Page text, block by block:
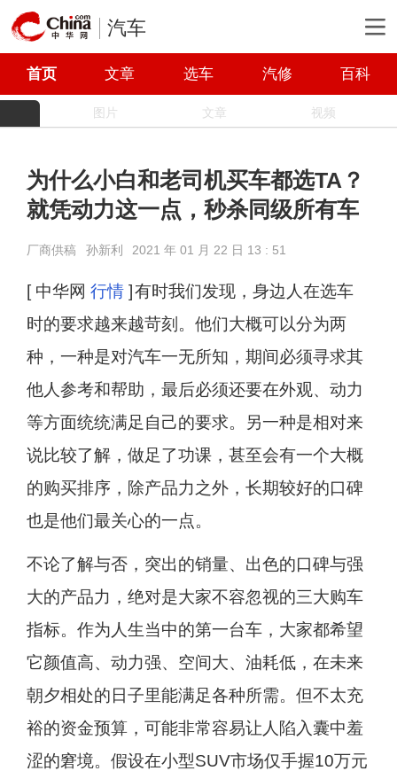
汽车
首页 文章 选车 汽修 百科
图片 文章 视频
为什么小白和老司机买车都选TA？
就凭动力这一点，秒杀同级所有车
厂商供稿 孙新利 2021 年 01 月 22 日 13 : 51
[ 中华网 行情] 有时我们发现，身边人在选车
时的要求越来越苛刻。他们大概可以分为两
种，一种是对汽车一无所知，期间必须寻求其
他人参考和帮助，最后必须还要在外观、动力
等方面统统满足自己的要求。另一种是相对来
说比较了解，做足了功课，甚至会有一个大概
的购买排序，除产品力之外，长期较好的口碑
也是他们最关心的一点。
不论了解与否，突出的销量、出色的口碑与强
大的产品力，绝对是大家不容忽视的三大购车
指标。作为人生当中的第一台车，大家都希望
它颜值高、动力强、空间大、油耗低，在未来
朝夕相处的日子里能满足各种所需。但不太充
裕的资金预算，可能非常容易让人陷入囊中羞
涩的窘境。假设在小型SUV市场仅手握10万元